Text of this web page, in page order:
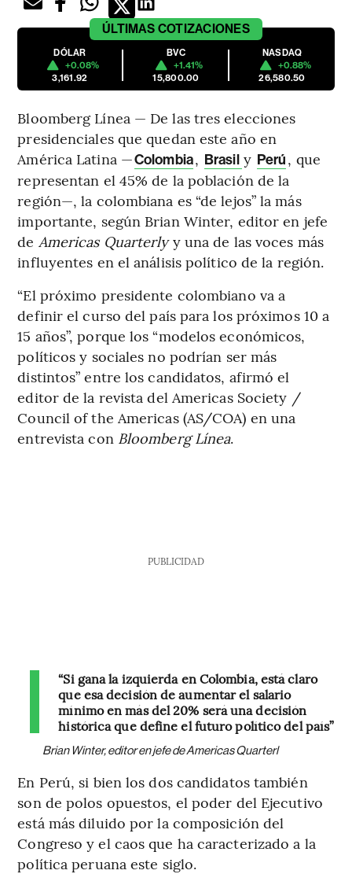
ÚLTIMAS COTIZACIONES
DÓLAR
+0.08%
3,161.92
BVC
+1.41%
15,800.00
NASDAQ
+0.88%
26,580.50
Bloomberg Línea — De las tres elecciones
presidenciales que quedan este año en
América Latina —Colombia, Brasil y Perú, que
representan el 45% de la población de la
región—, la colombiana es “de lejos” la más
importante, según Brian Winter, editor en jefe
de Americas Quarterlyy una de las voces más
influyentes en el análisis político de la región.
“El próximo presidente colombiano va a
definir el curso del país para los próximos 10 a
15 años”, porque los “modelos económicos,
políticos y sociales no podrían ser más
distintos” entre los candidatos, afirmó el
editor de la revista del Americas Society /
Council of the Americas (AS/COA) en una
entrevista con Bloomberg Línea.
PUBLICIDAD
“Si gana la izquierda en Colombia, está claro
que esa decisión de aumentar el salario
mínimo en más del 20% será una decisión
histórica que define el futuro político del país”
Brian Winter, editor en jefe de Americas Quarterl
En Perú, si bien los dos candidatos también
son de polos opuestos, el poder del Ejecutivo
está más diluido por la composición del
Congreso y el caos que ha caracterizado a la
política peruana este siglo.